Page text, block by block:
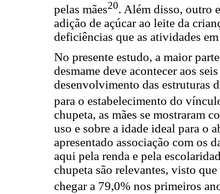
pelas mães20. Além disso, outro
adição de açúcar ao leite da
deficiências que as atividades
No presente estudo, a maior
desmame deve acontecer aos
desenvolvimento das estruturas
para o estabelecimento do
chupeta, as mães se mostraram
uso e sobre a idade ideal para o
apresentado associação com os
aqui pela renda e pela
chupeta são relevantes, visto
chegar a 79,0% nos primeiros